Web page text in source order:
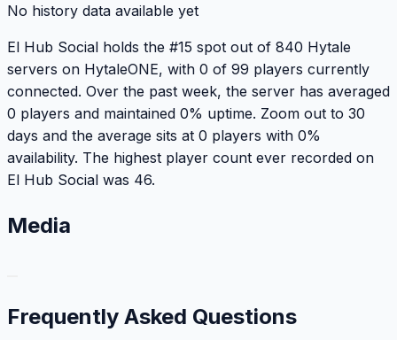
No history data available yet
El Hub Social holds the #15 spot out of 840 Hytale
servers on HytaleONE, with 0 of 99 players currently
connected. Over the past week, the server has averaged
0 players and maintained 0% uptime. Zoom out to 30
days and the average sits at 0 players with 0%
availability. The highest player count ever recorded on
El Hub Social was 46.
Media
Frequently Asked Questions